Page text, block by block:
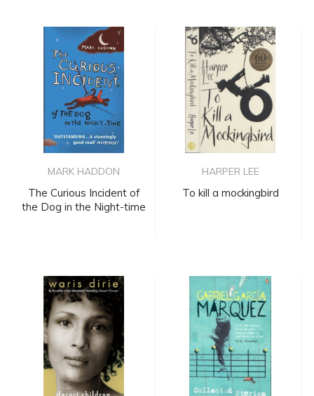
MARK HADDON
The Curious Incident of
the Dog in the Night-time
HARPER LEE
To kill a mockingbird